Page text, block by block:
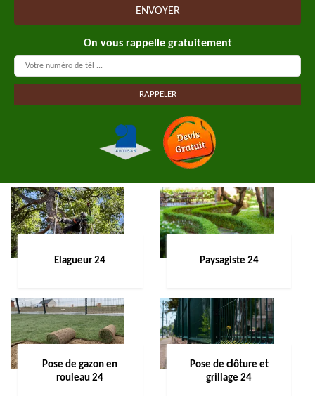
On vous rappelle gratuitement
Elagueur 24 Paysagiste 24
Pose de gazon en
rouleau 24
Pose de clôture et
grillage 24